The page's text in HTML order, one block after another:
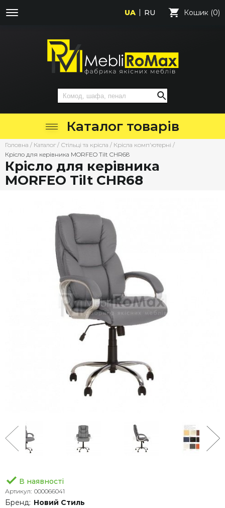
UA RU Кошик (0)
Каталог товарів
Головна / Каталог / Стільці та крісла / Крісла комп'ютерні /
Крісло для керівника MORFEO Tilt CHR68
Крісло для керівника
MORFEO Tilt CHR68
В наявності
Артикул: 000066041
Бренд: Новий Стиль